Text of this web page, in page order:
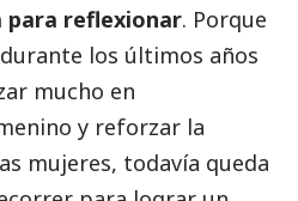
para reflexionar. Porque
los últimos años
mucho en
y reforzar la
mujeres, todavía queda